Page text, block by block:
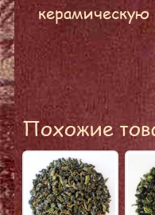
керамическую
Похожие